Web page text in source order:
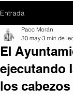
Entrada
El
ejecutando
los
Paco Morán
30 may 3 min de